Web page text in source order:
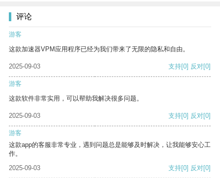
评论
游客
这款加速器VPM应用程序已经为我们带来了无限的隐私和自由。
2025-09-03 支持[0] 反对[0]
游客
这款软件非常实用，可以帮助我解决很多问题。
2025-09-03 支持[0] 反对[0]
游客
这款app的客服非常专业，遇到问题总是能够及时解决，让我能够安心工
作。
2025-09-03
支持[0] 反对[0]